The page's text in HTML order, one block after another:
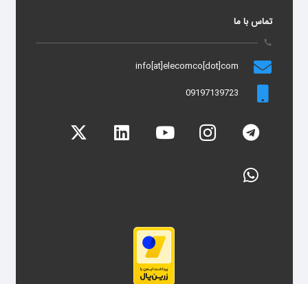
تماس با ما
call
info[at]elecomco[dot]com
09197139723